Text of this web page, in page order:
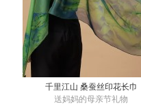
千里江山 桑蚕丝印花长巾
送妈妈的母亲节礼物